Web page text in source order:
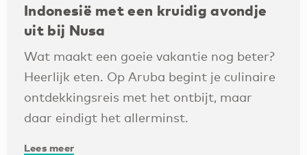
Indonesië met een kruidig avondje
uit bij Nusa
Wat maakt een goeie vakantie nog beter?
Heerlijk eten. Op Aruba begint je culinaire
ontdekkingsreis met het ontbijt, maar
daar eindigt het allerminst.
Lees meer